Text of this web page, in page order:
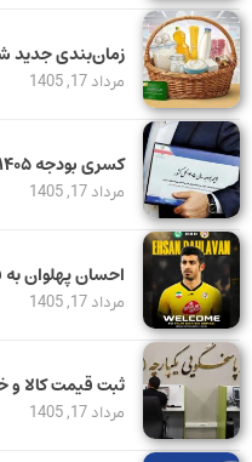
زمان‌بندی جدید شارژ
مرداد 17, 1405
کسری بودجه ۱۴۰۵ به کجا رسید؟
مرداد 17, 1405
احسان پهلوان
مرداد 17, 1405
ثبت قیمت کالا و خدمات
مرداد 17, 1405